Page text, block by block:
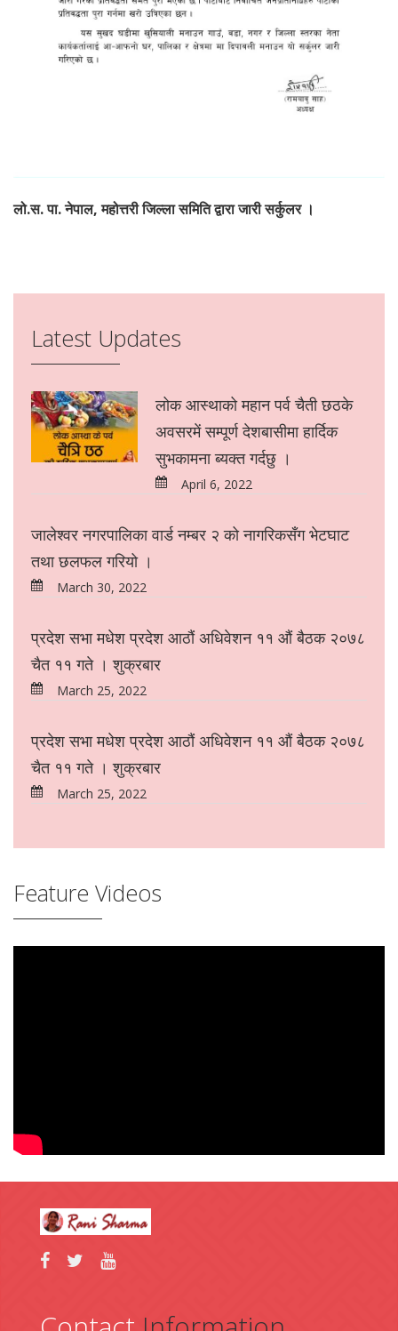
लो.स. पा. नेपाल, महोत्तरी जिल्ला समिति द्वारा जारी सर्कुलर ।
Latest Updates
लोक आस्थाको महान पर्व चैती छठके
अवसरमें सम्पूर्ण देशबासीमा हार्दिक
सुभकामना ब्यक्त गर्दछु ।
April 6, 2022
जालेश्वर नगरपालिका वार्ड नम्बर २ को नागरिकसँग भेटघाट
तथा छलफल गरियो ।
March 30, 2022
प्रदेश सभा मधेश प्रदेश आठौं अधिवेशन ११ औं बैठक २०७८
चैत ११ गते । शुक्रबार
March 25, 2022
प्रदेश सभा मधेश प्रदेश आठौं अधिवेशन ११ औं बैठक २०७८
चैत ११ गते । शुक्रबार
March 25, 2022
Feature Videos